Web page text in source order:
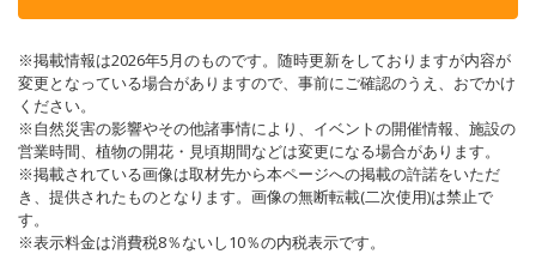
※掲載情報は2026年5月のものです。随時更新をしておりますが内容が
変更となっている場合がありますので、事前にご確認のうえ、おでかけ
ください。
※自然災害の影響やその他諸事情により、イベントの開催情報、施設の
営業時間、植物の開花・見頃期間などは変更になる場合があります。
※掲載されている画像は取材先から本ページへの掲載の許諾をいただ
き、提供されたものとなります。画像の無断転載(二次使用)は禁止で
す。
※表示料金は消費税8％ないし10％の内税表示です。